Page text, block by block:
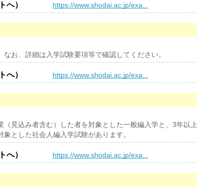
へ） https://www.shodai.ac.jp/exa...
お、詳細は入学試験要項等で確認してください。
へ） https://www.shodai.ac.jp/exa...
（見込み者含む）した者を対象とした一般編入学と、3年以上
とした社会人編入学試験があります。
へ） https://www.shodai.ac.jp/exa...